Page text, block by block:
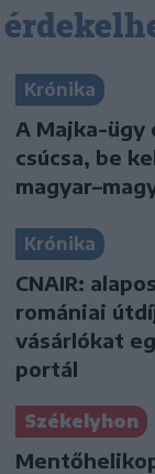
Krónika
A Majka-ügy
csúcsa, be
Krónika
CNAIR:
romániai
vásárlókat
portál
Székelyhon